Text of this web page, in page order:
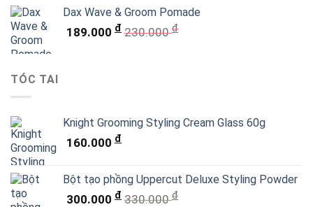
Dax Wave & Groom Pomade
189.000 đ 230.000đ
TÓC TAI
Knight Grooming Styling Cream Glass 60g
160.000 đ
Bột tạo phồng Uppercut Deluxe Styling Powder
300.000 đ 330.000đ